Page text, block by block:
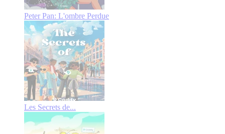
Peter Pan: L'ombre Perdue
Les Secrets de...